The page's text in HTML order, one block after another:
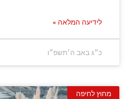
לידיעה המלאה »
כ״ג באב ה׳תשפ״ו
מחוץ לחיפה